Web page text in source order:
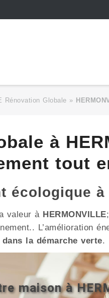
Rénovation Globale »
à
tout
à
valeur à HERMONVILLE
L’amélioration
la démarche verte.
maison à